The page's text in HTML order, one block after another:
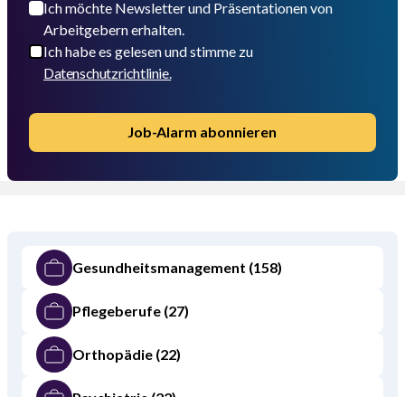
Ich möchte Newsletter und Präsentationen von
Arbeitgebern erhalten.
Ich habe es gelesen und stimme zu
Datenschutzrichtlinie.
Job-Alarm abonnieren
Gesundheitsmanagement (158)
Pflegeberufe (27)
Orthopädie (22)